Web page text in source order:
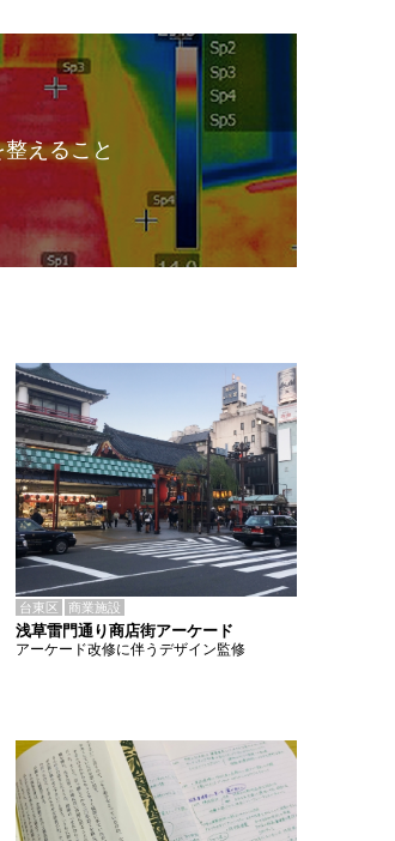
えること
台東区 商業施設
浅草雷門通り商店街アーケード
アーケード改修に伴うデザイン監修